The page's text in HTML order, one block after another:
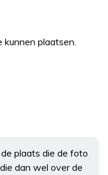
kunnen plaatsen.
plaats die de foto
dan wel over de